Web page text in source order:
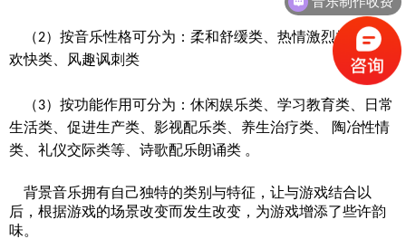
（2）按音乐性格可分为：柔和舒缓类、热情激烈类、活泼
欢快类、风趣讽刺类
（3）按功能作用可分为：休闲娱乐类、学习教育类、日常
生活类、促进生产类、影视配乐类、养生治疗类、
陶冶性情
类、礼仪交际类等、诗歌配乐朗诵类 。
背景音乐拥有自己独特的类别与特征，让与游戏结合以
后，根据游戏的场景改变而发生改变，为游戏增添了些许韵
味。